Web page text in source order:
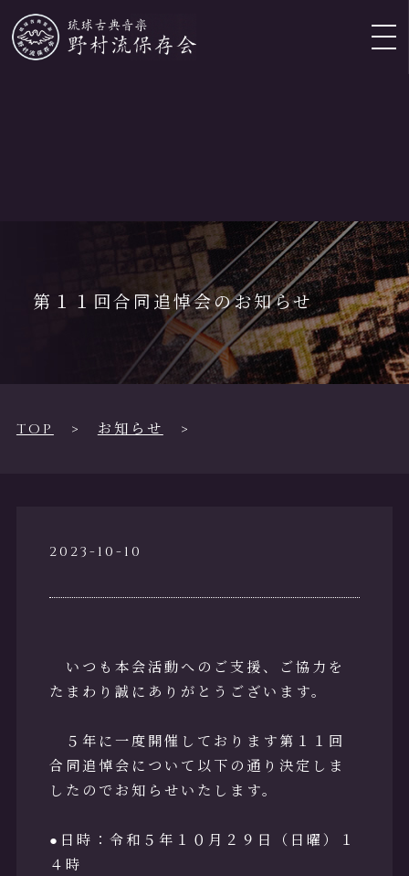
実績
フォトギャ
ラリー
資料ダウン
ロード
お問合せ
第１１回合同追悼会のお知らせ
TOP お知らせ
2023-10-10
いつも本会活動へのご支援、ご協力を
たまわり誠にありがとうございます。
５年に一度開催しております第１１回
合同追悼会について以下の通り決定しま
したのでお知らせいたします。
●日時：令和５年１０月２９日（日曜）１
４時